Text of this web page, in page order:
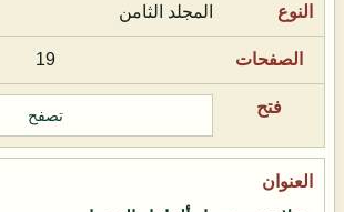
المجلد الثامن
19
تصفح